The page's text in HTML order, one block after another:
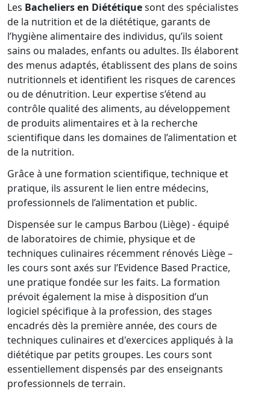
Les Bacheliers en Diététiquesont des spécialistes
de la nutrition et de la diététique, garants de
l’hygiène alimentaire des individus, qu’ils soient
sains ou malades, enfants ou adultes. Ils élaborent
des menus adaptés, établissent des plans de soins
nutritionnels et identifient les risques de carences
ou de dénutrition. Leur expertise s’étend au
contrôle qualité des aliments, au développement
de produits alimentaires et à la recherche
scientifique dans les domaines de l’alimentation et
de la nutrition.
Grâce à une formation scientifique, technique et
pratique, ils assurent le lien entre médecins,
professionnels de l’alimentation et public.
Dispensée sur le campus Barbou (Liège) - équipé
de laboratoires de chimie, physique et de
techniques culinaires récemment rénovés Liège –
les cours sont axés sur l’Evidence Based Practice,
une pratique fondée sur les faits. La formation
prévoit également la mise à disposition d’un
logiciel spécifique à la profession, des stages
encadrés dès la première année, des cours de
techniques culinaires et d'exercices appliqués à la
diététique par petits groupes. Les cours sont
essentiellement dispensés par des enseignants
professionnels de terrain.